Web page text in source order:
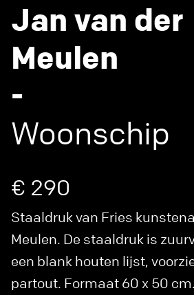
Jan van der
Meulen
-
Woonschip
€ 290
Staaldruk van Fries
Meulen. De staaldruk is
een blank houten lijst,
partout. Formaat 60 x 50